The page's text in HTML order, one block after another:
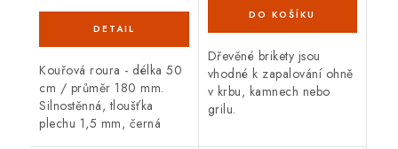
Kouřová roura - délka 50
cm / průměr 180 mm.
Silnostěnná, tloušťka
plechu 1,5 mm, černá
Dřevěné brikety jsou
vhodné k zapalování ohně
v krbu, kamnech nebo
grilu.